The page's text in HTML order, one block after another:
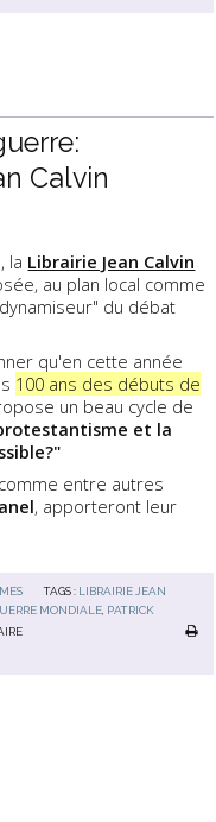
Calvin
la Librairie Jean Calvin
au plan local comme
du débat
qu'en cette année
100 ans des débuts de
un beau cycle de
et la
entre autres
, apporteront leur
TAGS : LIBRAIRIE JEAN
MONDIALE PATRICK